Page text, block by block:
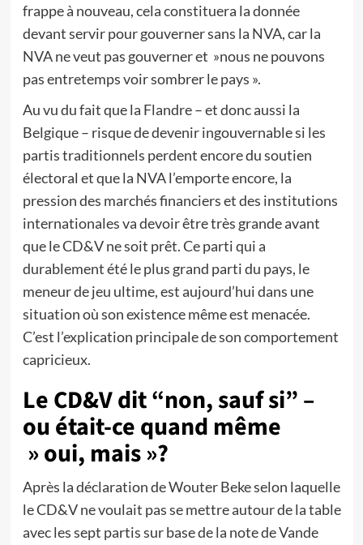
frappe à nouveau, cela constituera la donnée
devant servir pour gouverner sans la NVA, car la
NVA ne veut pas gouverner et »nous ne pouvons
pas entretemps voir sombrer le pays ».
Au vu du fait que la Flandre – et donc aussi la
Belgique – risque de devenir ingouvernable si les
partis traditionnels perdent encore du soutien
électoral et que la NVA l’emporte encore, la
pression des marchés financiers et des institutions
internationales va devoir être très grande avant
que le CD&V ne soit prêt. Ce parti qui a
durablement été le plus grand parti du pays, le
meneur de jeu ultime, est aujourd’hui dans une
situation où son existence même est menacée.
C’est l’explication principale de son comportement
capricieux.
Le CD&V dit “non, sauf si” –
ou était-ce quand même
» oui, mais »?
Après la déclaration de Wouter Beke selon laquelle
le CD&V ne voulait pas se mettre autour de la table
avec les sept partis sur base de la note de Vande